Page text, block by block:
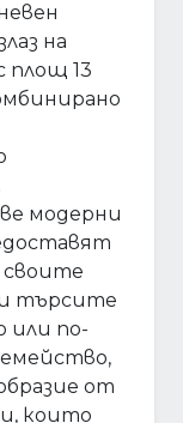
на
площ 13
модерни
своите
търсите
или по-
от
които